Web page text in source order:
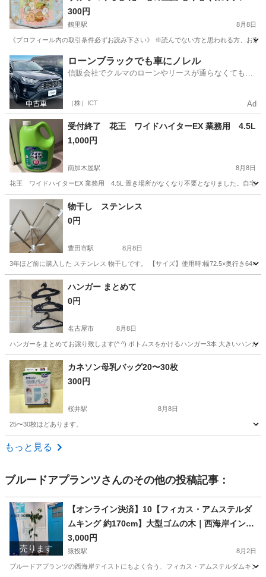
バッグ❁¨̮
300円
鶴里駅 8月8日
《プロフィール内の取引条件必ずお読み下さい》 ※読んでない方と思われる方、お
愛知 名古屋市 鶴里駅 その他 すみっコぐらし
ローンブラックでも車にノレル
信販会社でクルマのローンやリースが通らなくてもク
（株）ICT Ad
受付終了 花王 ワイドハイターEX 業務用 4.5L
1,000円
南加木屋駅 8月8日
花王 ワイドハイターEX 業務用 4.5L 置き場所がなくなり不要となりました。自宅保
愛知 東海市 南加木屋駅
物干し ステンレス
0円
豊田市駅 8月8日
3年ほど前に購入した ステンレス 物干しです。 【サイズ】使用時:幅72.5×奥行き64×
愛知 豊田市 豊田市駅 洗濯用品
ハンガー まとめて
0円
名古屋市 8月8日
ハンガーをまとめてお譲り致します(^ ^) ボトムスをかけるハンガー3本 大きいハンガ
愛知 名古屋市 洗濯用品
カネソン母乳バッグ20〜30枚
300円
桜井駅 8月8日
25〜30枚ほどあります。
愛知 安城市
もっと見る
ブルードアプランツさんのその他の投稿記事：
売ります
【オンライン決済】10【フィカス・アムステルダ
ムキング 約170cm】大型ゴムの木｜西海岸インテ
リア｜特価｜BLUE DOOR PLANTS
3,000円
猿投駅 8月2日
ブルードアプランツの西海岸テイストにもよく合う、フィカス・アムステルダムキン